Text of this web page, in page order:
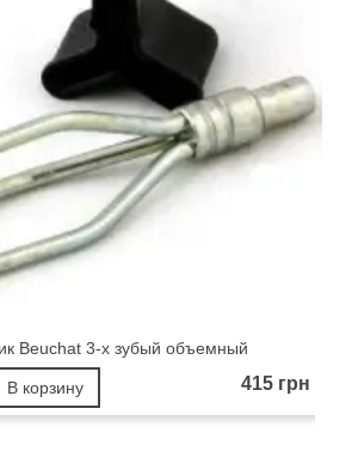
Beuchat 3-x зубый объемный
415 грн
В корзину